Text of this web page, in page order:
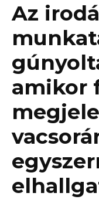
Az
amikor